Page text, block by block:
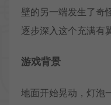
壁的另一端发生了奇
逐步深入这个充满有
游戏背景
地面开始晃动，灯泡